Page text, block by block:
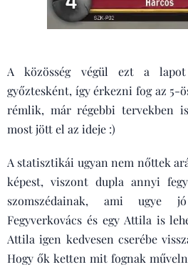
A közösség végül ezt a
győztesként, így érkezni fog az 5-
rémlik, már régebbi tervekben
most jött el az ideje :)
A statisztikái ugyan nem nőttek
képest, viszont dupla annyi
szomszédainak, ami ugye
Fegyverkovács és egy Attila is
Attila igen kedvesen cserébe
Hogy ők ketten mit fognak